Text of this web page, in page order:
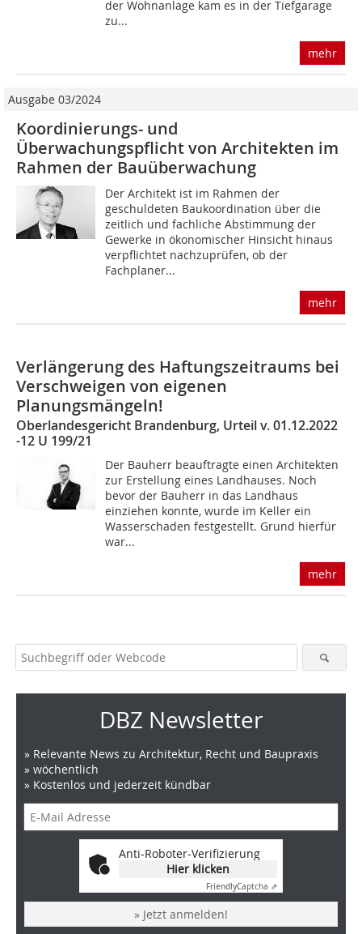
der Wohnanlage kam es in der Tiefgarage
zu...
mehr
Ausgabe 03/2024
Koordinierungs- und
Überwachungspflicht von Architekten im
Rahmen der Bauüberwachung
Der Architekt ist im Rahmen der
geschuldeten Baukoordination über die
zeitlich und fachliche Abstimmung der
Gewerke in ökonomischer Hinsicht hinaus
verpflichtet nachzuprüfen, ob der
Fachplaner...
mehr
Verlängerung des Haftungszeitraums bei
Verschweigen von eigenen
Planungsmängeln!
Oberlandesgericht Brandenburg, Urteil v. 01.12.2022
-12 U 199/21
Der Bauherr beauftragte einen Architekten
zur Erstellung eines Landhauses. Noch
bevor der Bauherr in das Landhaus
einziehen konnte, wurde im Keller ein
Wasserschaden festgestellt. Grund hierfür
war...
mehr
DBZ Newsletter
» Relevante News zu Architektur, Recht und Baupraxis
» wöchentlich
» Kostenlos und jederzeit kündbar
Anti-Roboter-Verifizierung
Hier klicken
FriendlyCaptcha ⇗
» Jetzt anmelden!